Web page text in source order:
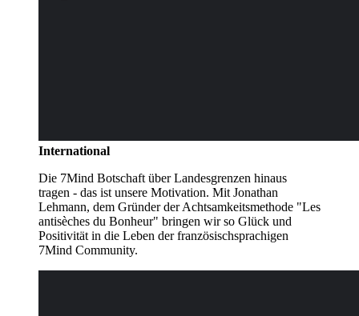
International
Die 7Mind Botschaft über Landesgrenzen hinaus
tragen - das ist unsere Motivation. Mit Jonathan
Lehmann, dem Gründer der Achtsamkeitsmethode "Les
antisèches du Bonheur" bringen wir so Glück und
Positivität in die Leben der französischsprachigen
7Mind Community.